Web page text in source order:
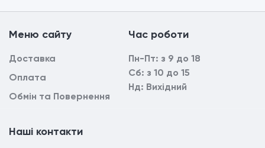
Mеню сайтy
Доставка
Оплата
Обмін та Повернення
Час роботи
Пн-Пт: з 9 до 18
Сб: з 10 до 15
Нд: Вихідний
Наші контакти